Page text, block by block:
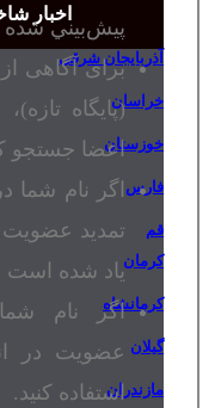
اخبار
آذربایجان شرقی
خراسان
خوزستان
فارس
قم
کرمان
کرمانشاه
گیلان
مازندران
پيش‌بيني
برای آگاهی
(پایگاه
اعضا جستجو
اگر نام شما
تمدید
یاد شده است
اگر نام
عضویت در
استفاده کنید.